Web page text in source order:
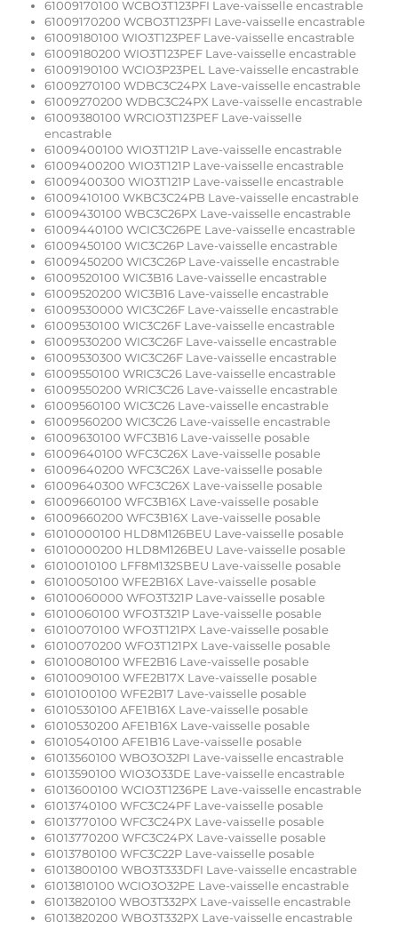
61009170100 WCBO3T123PFI Lave-vaisselle encastrable
61009170200 WCBO3T123PFI Lave-vaisselle encastrable
61009180100 WIO3T123PEF Lave-vaisselle encastrable
61009180200 WIO3T123PEF Lave-vaisselle encastrable
61009190100 WCIO3P23PEL Lave-vaisselle encastrable
61009270100 WDBC3C24PX Lave-vaisselle encastrable
61009270200 WDBC3C24PX Lave-vaisselle encastrable
61009380100 WRCIO3T123PEF Lave-vaisselle
encastrable
61009400100 WIO3T121P Lave-vaisselle encastrable
61009400200 WIO3T121P Lave-vaisselle encastrable
61009400300 WIO3T121P Lave-vaisselle encastrable
61009410100 WKBC3C24PB Lave-vaisselle encastrable
61009430100 WBC3C26PX Lave-vaisselle encastrable
61009440100 WCIC3C26PE Lave-vaisselle encastrable
61009450100 WIC3C26P Lave-vaisselle encastrable
61009450200 WIC3C26P Lave-vaisselle encastrable
61009520100 WIC3B16 Lave-vaisselle encastrable
61009520200 WIC3B16 Lave-vaisselle encastrable
61009530000 WIC3C26F Lave-vaisselle encastrable
61009530100 WIC3C26F Lave-vaisselle encastrable
61009530200 WIC3C26F Lave-vaisselle encastrable
61009530300 WIC3C26F Lave-vaisselle encastrable
61009550100 WRIC3C26 Lave-vaisselle encastrable
61009550200 WRIC3C26 Lave-vaisselle encastrable
61009560100 WIC3C26 Lave-vaisselle encastrable
61009560200 WIC3C26 Lave-vaisselle encastrable
61009630100 WFC3B16 Lave-vaisselle posable
61009640100 WFC3C26X Lave-vaisselle posable
61009640200 WFC3C26X Lave-vaisselle posable
61009640300 WFC3C26X Lave-vaisselle posable
61009660100 WFC3B16X Lave-vaisselle posable
61009660200 WFC3B16X Lave-vaisselle posable
61010000100 HLD8M126BEU Lave-vaisselle posable
61010000200 HLD8M126BEU Lave-vaisselle posable
61010010100 LFF8M132SBEU Lave-vaisselle posable
61010050100 WFE2B16X Lave-vaisselle posable
61010060000 WFO3T321P Lave-vaisselle posable
61010060100 WFO3T321P Lave-vaisselle posable
61010070100 WFO3T121PX Lave-vaisselle posable
61010070200 WFO3T121PX Lave-vaisselle posable
61010080100 WFE2B16 Lave-vaisselle posable
61010090100 WFE2B17X Lave-vaisselle posable
61010100100 WFE2B17 Lave-vaisselle posable
61010530100 AFE1B16X Lave-vaisselle posable
61010530200 AFE1B16X Lave-vaisselle posable
61010540100 AFE1B16 Lave-vaisselle posable
61013560100 WBO3O32PI Lave-vaisselle encastrable
61013590100 WIO3O33DE Lave-vaisselle encastrable
61013600100 WCIO3T1236PE Lave-vaisselle encastrable
61013740100 WFC3C24PF Lave-vaisselle posable
61013770100 WFC3C24PX Lave-vaisselle posable
61013770200 WFC3C24PX Lave-vaisselle posable
61013780100 WFC3C22P Lave-vaisselle posable
61013800100 WBO3T333DFI Lave-vaisselle encastrable
61013810100 WCIO3O32PE Lave-vaisselle encastrable
61013820100 WBO3T332PX Lave-vaisselle encastrable
61013820200 WBO3T332PX Lave-vaisselle encastrable